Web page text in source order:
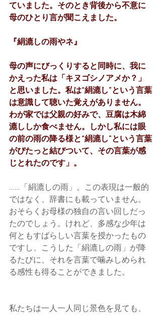
ていました。そのとき背後から不意に
母のひとり言が聞こえました。
『絹漉しの雨やネ』
母の声にびっくりすると同時に、我に
かえった私は「キヌゴシノアメか？」
と思いました。私は“絹漉し”という言葉
は意識して聴いた覚えがありません。
わが家では父親の好みで、豆腐は木綿
漉ししか食べません。しかし私には眼
の前の雨の降る様と“絹漉し”という言葉
がぴたっと結びついて、その言葉が感
じとれたのです」。
……「絹漉しの雨」。この表現は一般的
ではなく、辞書にも載っていません。
おそらくお母様の独自の言い回しだっ
たのでしょう。けれど、多感な少年は
何ともすばらしい言葉を授かったもの
ですし、こうした「絹漉しの雨」が降
るたびに、それを言葉で噛みしめられ
る感性も得ることができました。
私たちは一人一人同じ景色を見ても、